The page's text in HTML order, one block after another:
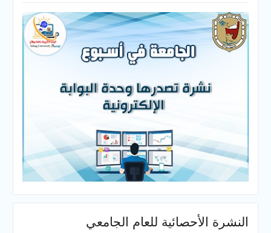
النشرة الأحصائية للعام الجامعي